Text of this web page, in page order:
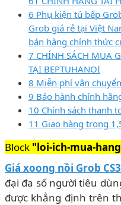
6 Phụ kiện tủ bếp
Grob giá rẻ tại Việt
bán hàng chính thức
7 CHÍNH SÁCH MUA
TẠI BEPTUHANOI
8 Miễn phí vận
9 Bảo hành chính
10 Chính sách thanh
11 Giao hàng trong
Block "loi-ich-mua-
Giá xoong nồi Grob
đại đa số người tiêu
được khẳng định trên